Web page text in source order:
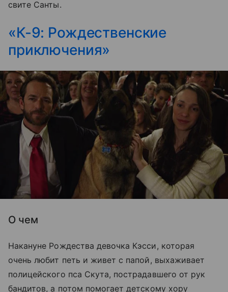
свите Санты.
«К-9: Рождественские
приключения»
О чем
Накануне Рождества девочка Кэсси, которая
очень любит петь и живет с папой, выхаживает
полицейского пса Скута, пострадавшего от рук
бандитов, а потом помогает детскому хору